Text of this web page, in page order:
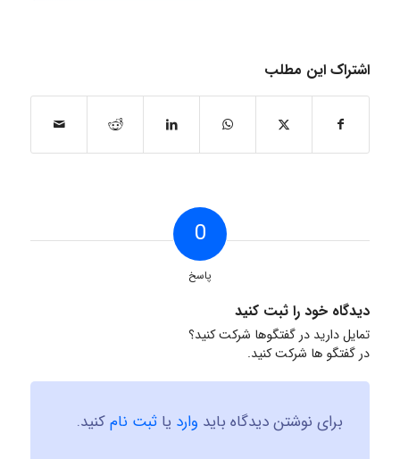
اشتراک این مطلب
0
پاسخ
دیدگاه خود را ثبت کنید
تمایل دارید در گفتگوها شرکت کنید؟
در گفتگو ها شرکت کنید.
برای نوشتن دیدگاه باید وارد یا ثبت نامکنید.